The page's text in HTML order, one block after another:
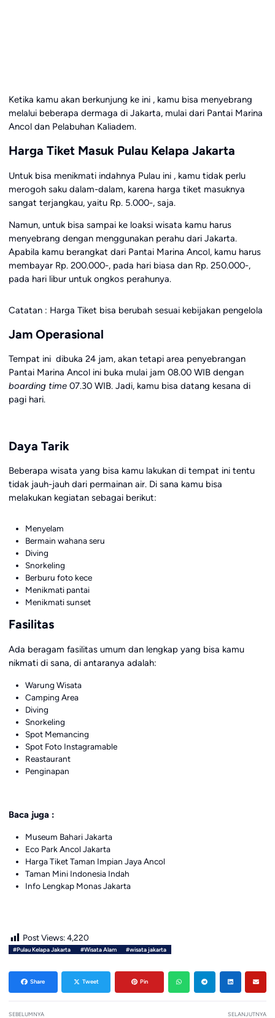
Ketika kamu akan berkunjung ke ini , kamu bisa menyebrang
melalui beberapa dermaga di Jakarta, mulai dari Pantai Marina
Ancol dan Pelabuhan Kaliadem.
Harga Tiket Masuk Pulau Kelapa Jakarta
Untuk bisa menikmati indahnya Pulau ini , kamu tidak perlu
merogoh saku dalam-dalam, karena harga tiket masuknya
sangat terjangkau, yaitu Rp. 5.000-, saja.
Namun, untuk bisa sampai ke loaksi wisata kamu harus
menyebrang dengan menggunakan perahu dari Jakarta.
Apabila kamu berangkat dari Pantai Marina Ancol, kamu harus
membayar Rp. 200.000-, pada hari biasa dan Rp. 250.000-,
pada hari libur untuk ongkos perahunya.
Catatan : Harga Tiket bisa berubah sesuai kebijakan pengelola
Jam Operasional
Tempat ini dibuka 24 jam, akan tetapi area penyebrangan
Pantai Marina Ancol ini buka mulai jam 08.00 WIB dengan
boarding time07.30 WIB. Jadi, kamu bisa datang kesana di
pagi hari.
Daya Tarik
Beberapa wisata yang bisa kamu lakukan di tempat ini tentu
tidak jauh-jauh dari permainan air. Di sana kamu bisa
melakukan kegiatan sebagai berikut:
Menyelam
Bermain wahana seru
Diving
Snorkeling
Berburu foto kece
Menikmati pantai
Menikmati sunset
Fasilitas
Ada beragam fasilitas umum dan lengkap yang bisa kamu
nikmati di sana, di antaranya adalah:
Warung Wisata
Camping Area
Diving
Snorkeling
Spot Memancing
Spot Foto Instagramable
Reastaurant
Penginapan
Baca juga :
Museum Bahari Jakarta
Eco Park Ancol Jakarta
Harga Tiket Taman Impian Jaya Ancol
Taman Mini Indonesia Indah
Info Lengkap Monas Jakarta
Post Views: 4,220
#Pulau Kelapa Jakarta #Wisata Alam #wisata jakarta
Share Tweet Pin
SEBELUMNYA SELANJUTNYA